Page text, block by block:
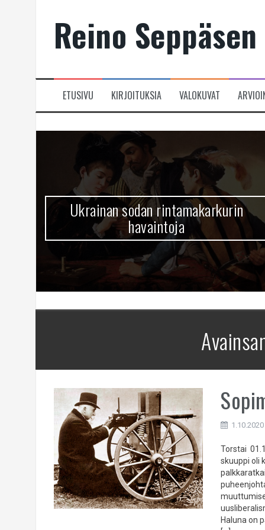
Reino
ETUSIVU KIRJOITUKSIA VALOKUVAT
Ukrainan sodan rintamakarkurin
havaintoja
1.10.2020
Torstai
skuuppi oli
Haluna on